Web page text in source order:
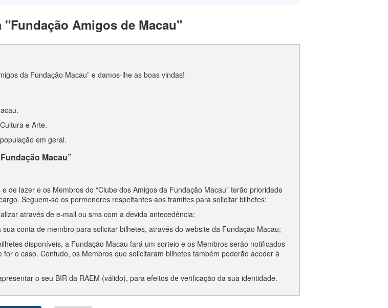
"Fundação Amigos de Macau"
da Fundação Macau” e damos-lhe as boas vindas!
e Arte.
em geral.
Macau”
de lazer e os Membros do “Clube dos Amigos da Fundação Macau” terão prioridade
Seguem-se os pormenores respeitantes aos tramites para solicitar bilhetes:
através de e-mail ou sms com a devida antecedência;
conta de membro para solicitar bilhetes, através do website da Fundação Macau;
disponíveis, a Fundação Macau fará um sorteio e os Membros serão notificados
o caso. Contudo, os Membros que solicitaram bilhetes também poderão aceder à
o seu BIR da RAEM (válido), para efeitos de verificação da sua identidade.